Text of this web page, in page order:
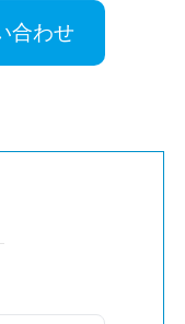
合わせ